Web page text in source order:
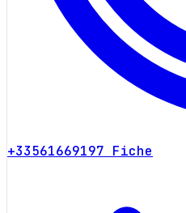
+33561669197 Fiche